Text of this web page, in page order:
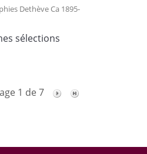
Dethève Ca 1895-
sélections
1 de 7